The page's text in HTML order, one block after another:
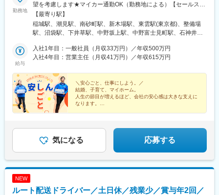
勤務地
望を考慮します★マイカー通勤OK（勤務地による）【セールスド
ライバー】【ルート（輸送）ドライバー】■関東エリア東京、埼
玉、神奈川、千葉、栃木、群馬、茨城■東海エリア愛知、三重、岐
阜、静岡■甲信越エリア新潟、長野、山梨■北陸エリア石川、福
国・四国エリア香川、愛媛、高知、徳島、広島、島根、岡山、山
口、鳥取■九州エリア福岡、長崎、大分、佐賀、熊本、鹿児島、沖
秋田、青森
【最寄り駅】
稲城駅、潮見駅、南砂町駅、新木場駅、東雲駅(東京都)、整備場
駅、沼袋駅、下井草駅、中野坂上駅、中野富士見町駅、石神井公
本庄早稲田駅、和光市駅、番田駅(神奈川県)、久里浜駅、港南台
駅、栢山駅、読売ランド前駅、武蔵新城駅、昭和駅、片岡駅、南
田羅駅、岩宿駅、上州新屋駅、新前橋駅、渋川駅、駒形駅、細谷
駅(群馬県)、千葉ニュータウン中央駅、湖北駅、江見駅、佐倉駅、
新習志野駅、木更津駅、川間駅、江戸川台駅、神立駅、みどりの
駅、野木駅、赤塚駅、下館駅、延方駅、常陸鴻巣駅、日立駅、佐
古木駅、三河安城駅、萩原駅(愛知県)、北岡崎駅、石仏駅、田県神
向ケ丘駅、三河一宮駅、竹村駅、港区役所駅、新守山駅、尾張星
の宮駅、本郷駅(愛知県)、佐那具駅、朝熊駅、亀山駅(三重県)、霞
ケ浦駅、六軒駅(三重県)、尾鷲駅、加佐登駅、江吉良駅、新加納
駅、中条駅、宮内駅(新潟県)、魚沼丘陵駅、茨目駅、伊那北駅、広
給与
入社1年目：一般社員（月収33万円）／年収500万円
入社4年目：営業主任（月収41万円）／年収615万円
＼安心ごと、仕事にしよう。／
結婚、子育て、マイホーム。
人生の節目が増えるほど、会社の安心感は大きな支えに
なります。
◎男性も育休実績あり・退職金や家族手当あり
気になる 応募する
NEW
ルート配送ドライバー／土日休／残業少／賞与年2回／